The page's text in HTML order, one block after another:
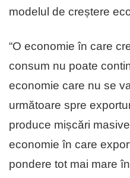
modelul de creștere
“O economie în care
consum nu poate
economie care nu se
următoare spre
produce mișcări
economie în care
pondere tot mai mare